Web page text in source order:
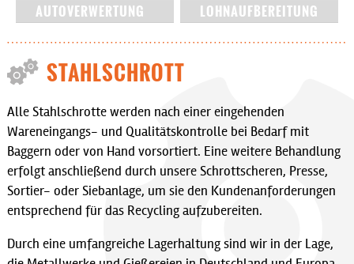
AUTOVERWERTUNG
LOHNAUFBEREITUNG
STAHLSCHROTT
Alle Stahlschrotte werden nach einer eingehenden
Wareneingangs- und Qualitätskontrolle bei Bedarf mit
Baggern oder von Hand vorsortiert. Eine weitere Behandlung
erfolgt anschließend durch unsere Schrottscheren, Presse,
Sortier- oder Siebanlage, um sie den Kundenanforderungen
entsprechend für das Recycling aufzubereiten.
Durch eine umfangreiche Lagerhaltung sind wir in der Lage,